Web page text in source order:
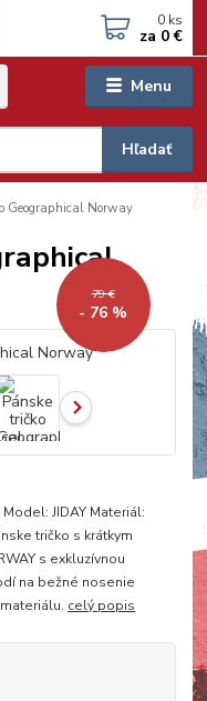
Menu
Hľadať
0 ks
za 0 €
Geographical Norway
79 €
- 76 %
JIDAY Materiál:
tričko s krátkym
s exkluzívnou
na bežné nosenie
celý popis